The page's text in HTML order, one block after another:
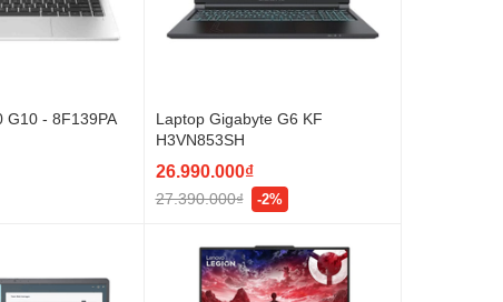
G10 - 8F139PA
Laptop Gigabyte G6 KF
H3VN853SH
26.990.000₫
27.390.000₫ -2%